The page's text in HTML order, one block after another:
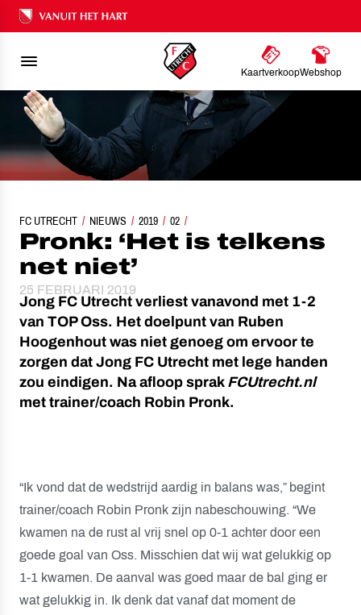
Ons nalatenschap
KaartverkoopWebshop
FC UTRECHT NIEUWS 2019 02
PRONK: ‘HET IS TELKENS NET NIET’
Pronk: ‘Het is telkens
net niet’
25 FEBRUARI 2019
Jong FC Utrecht verliest vanavond met 1-2
van TOP Oss. Het doelpunt van Ruben
Hoogenhout was niet genoeg om ervoor te
zorgen dat Jong FC Utrecht met lege handen
zou eindigen. Na afloop sprak FCUtrecht.nl
met trainer/coach Robin Pronk.
“Ik vond dat de wedstrijd aardig in balans was,” begint
trainer/coach Robin Pronk zijn nabeschouwing. “We
kwamen na de rust al vrij snel op 0-1 achter door een
goede goal van Oss. Misschien dat wij wat gelukkig op
1-1 kwamen. De aanval was goed maar de bal ging er
wat gelukkig in. Ik denk dat vanaf dat moment de